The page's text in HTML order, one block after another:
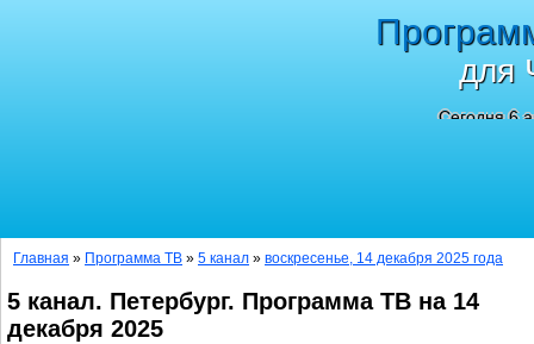
для
Сегодня 6
Главная » Программа ТВ » 5 канал » воскресенье, 14 декабря 2025 года
5 канал. Петербург. Программа ТВ на 14
декабря 2025